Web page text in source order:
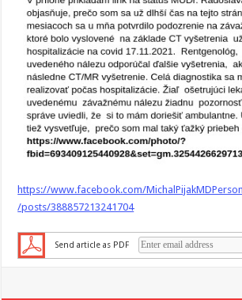
https://www.facebook.com/
/posts/388857213241704
Send article as PDF